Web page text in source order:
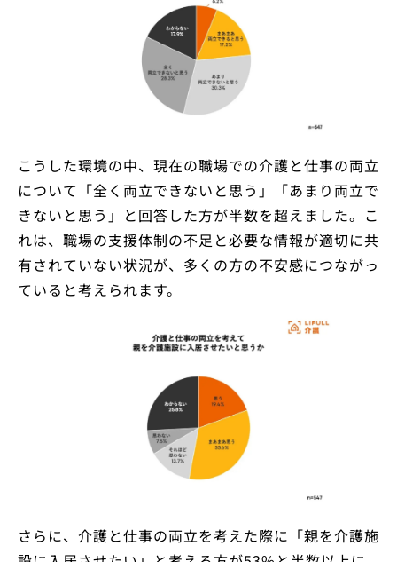
こうした環境の中、現在の職場での介護と仕事の両立
について「全く両立できないと思う」「あまり両立で
きないと思う」と回答した方が半数を超えました。こ
れは、職場の支援体制の不足と必要な情報が適切に共
有されていない状況が、多くの方の不安感につながっ
ていると考えられます。
さらに、介護と仕事の両立を考えた際に「親を介護施